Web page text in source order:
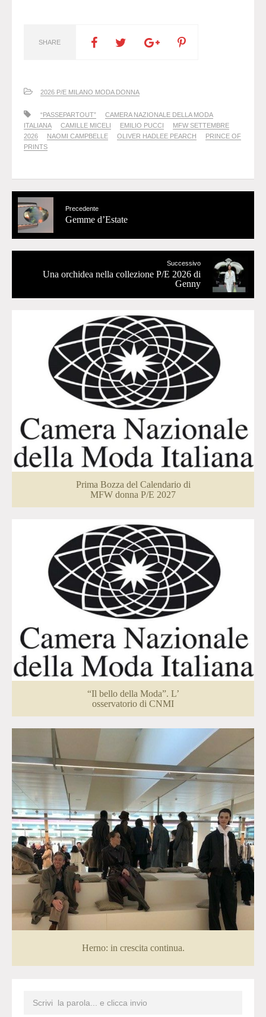
SHARE
2026 P/E MILANO MODA DONNA
“PASSEPARTOUT”
CAMERA NAZIONALE DELLA MODA
ITALIANA
CAMILLE MICELI EMILIO PUCCI
MFW SETTEMBRE
2026
NAOMI CAMPBELLE OLIVER HADLEE PEARCH
PRINCE OF
PRINTS
Precedente
Gemme d’Estate
Successivo
Una orchidea nella collezione P/E 2026 di
Genny
Prima Bozza del Calendario di
MFW donna P/E 2027
“Il bello della Moda”. L’
osservatorio di CNMI
Herno: in crescita continua.